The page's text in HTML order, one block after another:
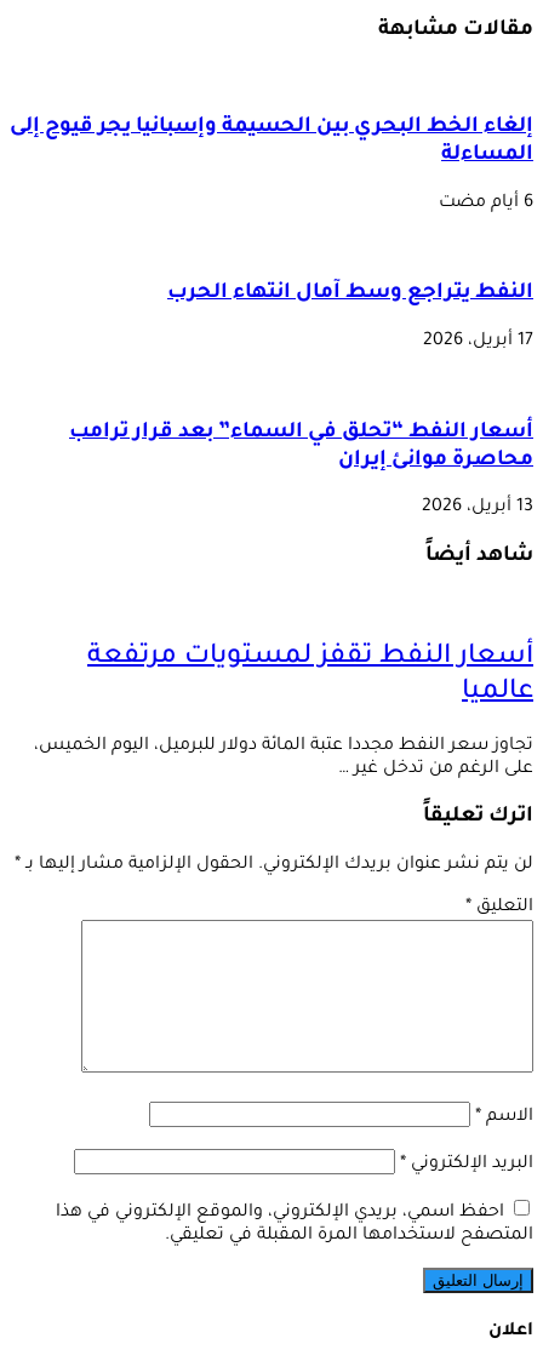
مقالات مشابهة
إلغاء الخط البحري بين الحسيمة وإسبانيا يجر قيوح إلى
المساءلة
النفط يتراجع وسط آمال انتهاء الحرب
17 أبريل، 2026
أسعار النفط “تحلق في السماء” بعد قرار ترامب
محاصرة موانئ إيران
13 أبريل، 2026
شاهد أيضاً
أسعار النفط تقفز لمستويات مرتفعة
عالميا
تجاوز سعر النفط مجددا عتبة المائة دولار للبرميل، اليوم الخميس،
على الرغم من تدخل غير …
اترك تعليقاً
لن يتم نشر عنوان بريدك الإلكتروني. الحقول الإلزامية مشار إليها بـ*
التعليق *
الاسم *
البريد الإلكتروني *
احفظ اسمي، بريدي الإلكتروني، والموقع الإلكتروني في هذا
المتصفح لاستخدامها المرة المقبلة في تعليقي.
اعلان